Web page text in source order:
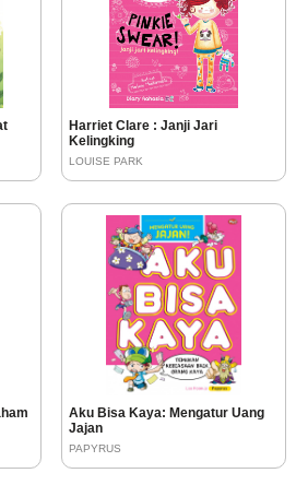
Harriet Clare : Janji Jari
Kelingking
LOUISE PARK
Aku Bisa Kaya: Mengatur Uang
Jajan
PAPYRUS